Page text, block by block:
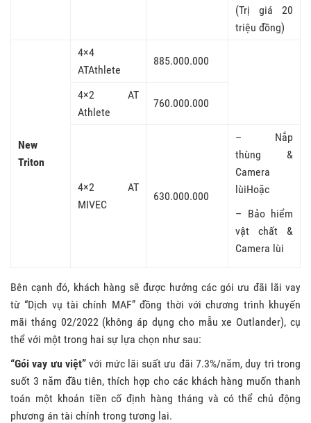
(Trị giá 20
triệu đồng)
New
Triton
4×4
ATAthlete
885.000.000
4×2 AT
Athlete
760.000.000
4×2 AT
MIVEC
630.000.000
– Nắp
thùng &
Camera
lùiHoặc
– Bảo hiểm
vật chất &
Camera lùi
Bên cạnh đó, khách hàng sẽ được hưởng các gói ưu đãi lãi vay
từ “Dịch vụ tài chính MAF” đồng thời với chương trình khuyến
mãi tháng 02/2022 (không áp dụng cho mẫu xe Outlander), cụ
thể với một trong hai sự lựa chọn như sau:
“Gói vay ưu việt”với mức lãi suất ưu đãi 7.3%/năm, duy trì trong
suốt 3 năm đầu tiên, thích hợp cho các khách hàng muốn thanh
toán một khoản tiền cố định hàng tháng và có thể chủ động
phương án tài chính trong tương lai.